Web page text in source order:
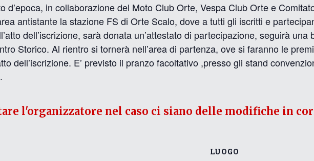
d’epoca, in collaborazione del Moto Club Orte, Vespa Club Orte e
antistante la stazione FS di Orte Scalo, dove a tutti gli iscritti e
dell’iscrizione, sarà donata un’attestato di partecipazione, seguirà
Storico. Al rientro si tornerà nell’area di partenza, ove si faranno le
dell’iscrizione. E’ previsto il pranzo facoltativo ,presso gli stand
LUOGO
l'organizzatore nel caso ci siano delle modifiche in